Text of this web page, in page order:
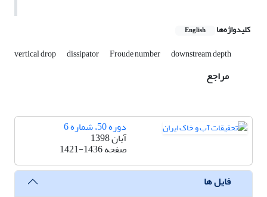
کلیدواژه‌ها English
vertical drop dissipator Froude number downstream depth
مراجع
دوره 50، شماره 6
آبان 1398
صفحه1421-1436
فایل ها